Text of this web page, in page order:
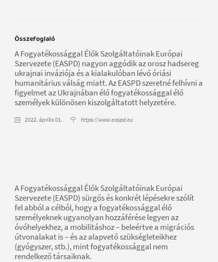
Összefoglaló
A Fogyatékossággal Élők Szolgáltatóinak Európai
Szervezete (EASPD) nagyon aggódik az orosz hadsereg
ukrajnai inváziója és a kialakulóban lévő óriási
humanitárius válság miatt. Az EASPD szeretné felhívni a
figyelmet az Ukrajnában élő fogyatékossággal élő
személyek különösen kiszolgáltatott helyzetére.
2022. április 01. https://www.easpd.eu
A Fogyatékossággal Élők Szolgáltatóinak Európai
Szervezete (EASPD) sürgős és konkrét lépésekre szólít
fel abból a célból, hogy a fogyatékossággal élő
személyeknek ugyanolyan hozzáférése legyen az
óvóhelyekhez, a mobilitáshoz – beleértve a migrációs
útvonalakat is – és az alapvető szükségleteikhez
(gyógyszer, stb.), mint fogyatékossággal nem
rendelkező társaiknak.